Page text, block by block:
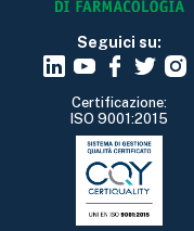
Seguici su:
Certificazione:
ISO 9001:2015